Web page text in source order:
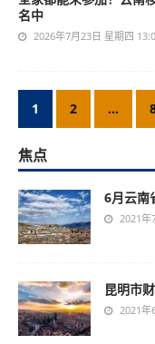
名中
2026年7月23日 星期四
1 2 …
焦点
6月云南
2021年
昆明市
2021年